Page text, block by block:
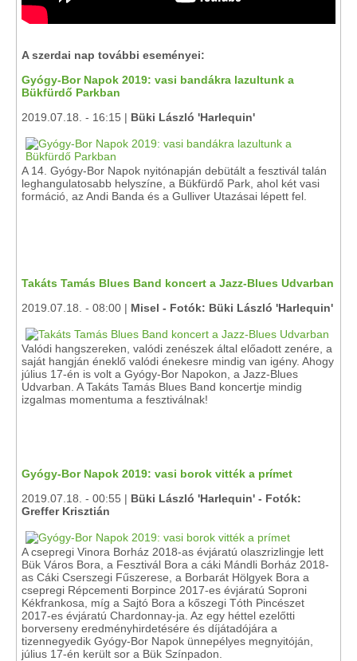
A szerdai nap további eseményei:
Gyógy-Bor Napok 2019: vasi bandákra lazultunk a
Bükfürdő Parkban
2019.07.18. - 16:15 | Büki László 'Harlequin'
A 14. Gyógy-Bor Napok nyitónapján debütált a fesztivál talán
leghangulatosabb helyszíne, a Bükfürdő Park, ahol két vasi
formáció, az Andi Banda és a Gulliver Utazásai lépett fel.
Takáts Tamás Blues Band koncert a Jazz-Blues Udvarban
2019.07.18. - 08:00 | Misel - Fotók: Büki László 'Harlequin'
Valódi hangszereken, valódi zenészek által előadott zenére, a
saját hangján éneklő valódi énekesre mindig van igény. Ahogy
július 17-én is volt a Gyógy-Bor Napokon, a Jazz-Blues
Udvarban. A Takáts Tamás Blues Band koncertje mindig
izgalmas momentuma a fesztiválnak!
Gyógy-Bor Napok 2019: vasi borok vitték a prímet
2019.07.18. - 00:55 | Büki László 'Harlequin' - Fotók:
Greffer Krisztián
A csepregi Vinora Borház 2018-as évjáratú olaszrizlingje lett
Bük Város Bora, a Fesztivál Bora a cáki Mándli Borház 2018-
as Cáki Cserszegi Fűszerese, a Borbarát Hölgyek Bora a
csepregi Répcementi Borpince 2017-es évjáratú Soproni
Kékfrankosa, míg a Sajtó Bora a kőszegi Tóth Pincészet
2017-es évjáratú Chardonnay-ja. Az egy héttel ezelőtti
borverseny eredményhirdetésére és díjátadójára a
tizennegyedik Gyógy-Bor Napok ünnepélyes megnyitóján,
július 17-én került sor a Bük Színpadon.